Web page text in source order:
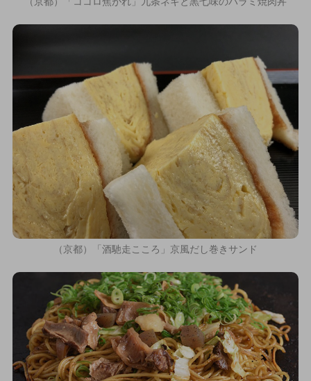
（京都）「酒馳走こころ」京風だし巻きサンド